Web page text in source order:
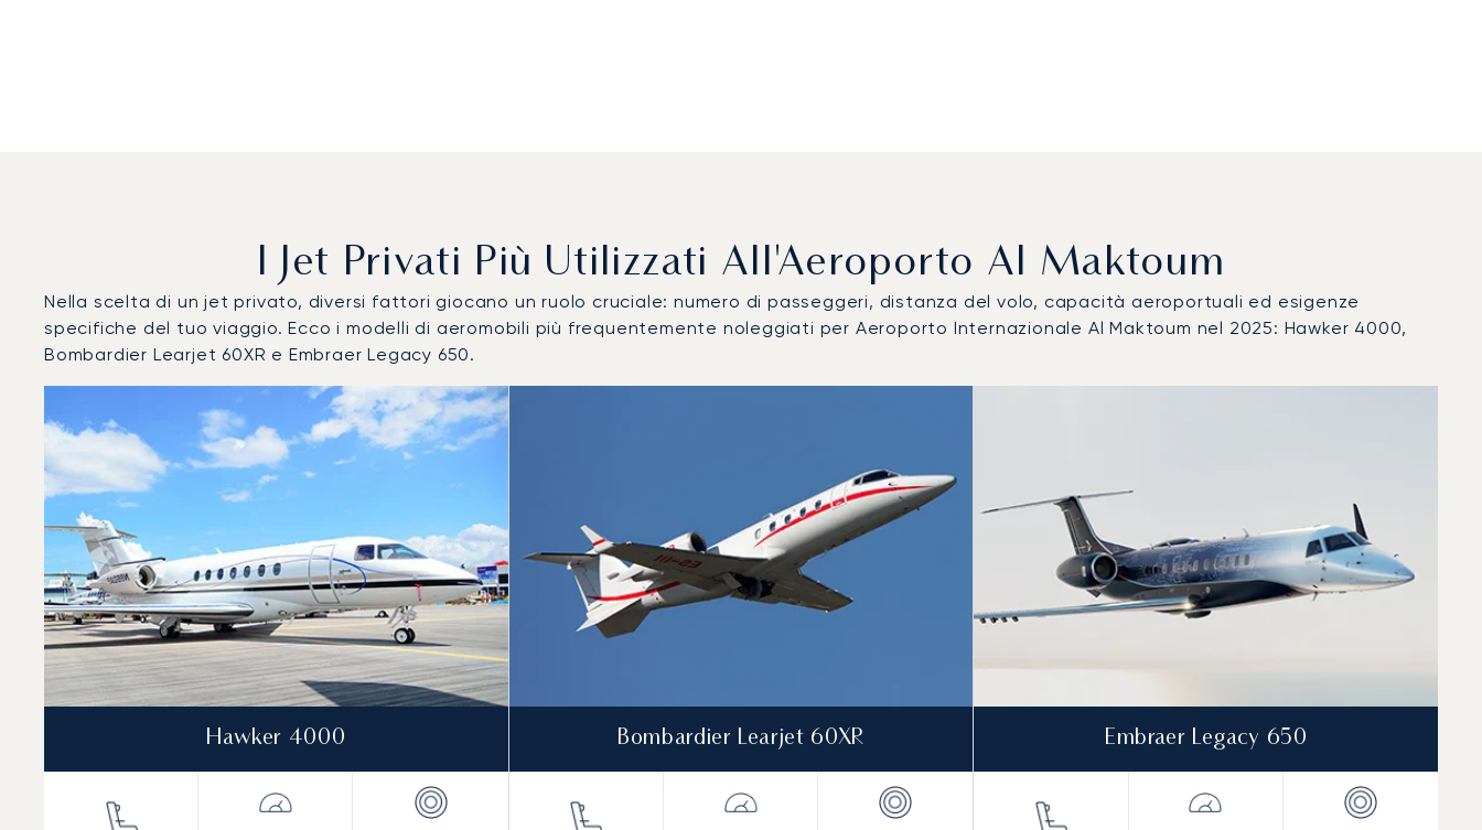
I Jet Privati Più Utilizzati All'Aeroporto Al Maktoum
Nella scelta di un jet privato, diversi fattori giocano un ruolo cruciale: numero di passeggeri, distanza del volo, capacità aeroportuali ed esigenze
specifiche del tuo viaggio. Ecco i modelli di aeromobili più frequentemente noleggiati per Aeroporto Internazionale Al Maktoum nel 2025: Hawker 4000,
Bombardier Learjet 60XR e Embraer Legacy 650.
Aeroporto Internazionale Al Maktoum : I 3 modelli di aeromobile più utilizzati per numero di movimenti volo nel 2025
Modello di aeromobile
Posti
Velocità (km/h)
Velocità (nodi)
Autonomia (km)
Autonomia (NM)
Hawker 4000 Bombardier Learjet 60XR Embraer Legacy 650